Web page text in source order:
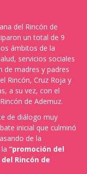
del Rincón de
un total de 9
ámbitos de la
servicios sociales
de madres y padres
Rincón, Cruz Roja y
a su vez, con el
de Ademuz.
de diálogo muy
inicial que culminó
de la
“promoción del
Rincón de